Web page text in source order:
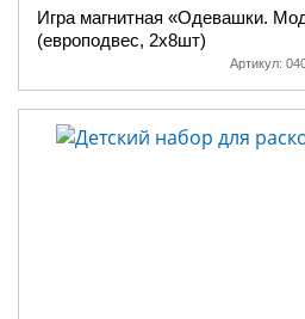
Игра магнитная «Одевашки.
(европодвес, 2х8шт)
Артикул: